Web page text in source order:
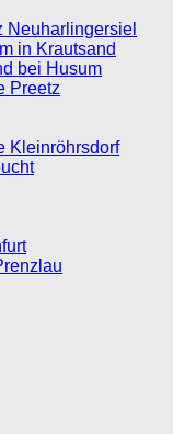
Neuharlingersiel
in Krautsand
bei Husum
Preetz
Kleinröhrsdorf